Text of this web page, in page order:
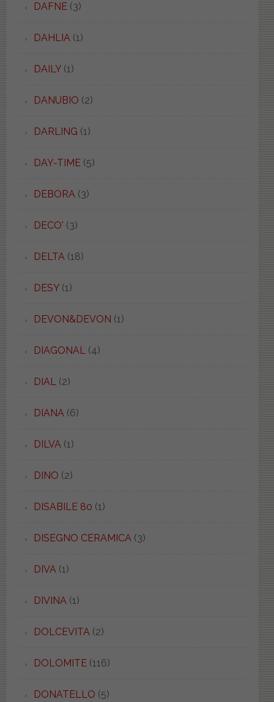
DAFNE(3)
DAHLIA(1)
DAILY(1)
DANUBIO (2)
DARLING (1)
DAY-TIME(5)
DEBORA(3)
DECO' (3)
DELTA(18)
DESY(1)
DEVON&DEVON (1)
DIAGONAL(4)
DIAL(2)
DIANA(6)
DILVA(1)
DINO (2)
DISABILE 80 (1)
DISEGNO CERAMICA(3)
DIVA(1)
DIVINA(1)
DOLCEVITA(2)
DOLOMITE(116)
DONATELLO (5)